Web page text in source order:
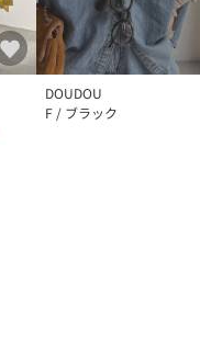
DOUDOU
F / ブラック